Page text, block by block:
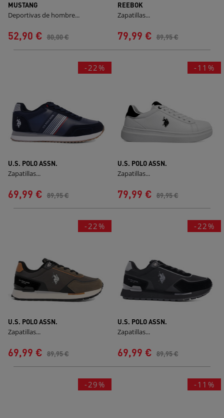
MUSTANG
Deportivas de hombre...
52,90 € 80,00 €
REEBOK
Zapatillas...
79,99 € 89,95 €
-22%
U.S. POLO ASSN.
Zapatillas...
69,99 € 89,95 €
-11%
U.S. POLO ASSN.
Zapatillas...
79,99 € 89,95 €
-22%
U.S. POLO ASSN.
Zapatillas...
69,99 € 89,95 €
-22%
U.S. POLO ASSN.
Zapatillas...
69,99 € 89,95 €
-29% -11%